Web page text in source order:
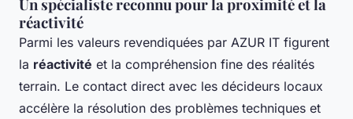
Un spécialiste reconnu pour la proximité et la
réactivité
Parmi les valeurs revendiquées par AZUR IT figurent
la réactivité et la compréhension fine des réalités
terrain. Le contact direct avec les décideurs locaux
accélère la résolution des problèmes techniques et